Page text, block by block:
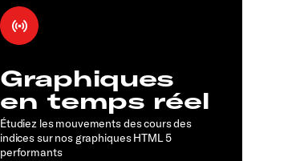
Graphiques
en temps réel
Étudiez les mouvements des cours des
indices sur nos graphiques HTML 5
performants